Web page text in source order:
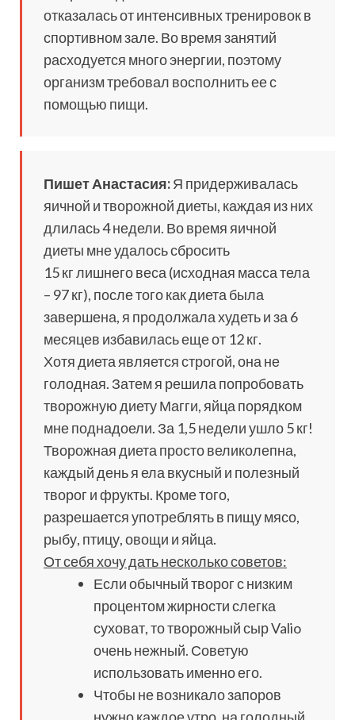
отказалась от интенсивных тренировок в
спортивном зале. Во время занятий
расходуется много энергии, поэтому
организм требовал восполнить ее с
помощью пищи.
Пишет Анастасия:Я придерживалась
яичной и творожной диеты, каждая из них
длилась 4 недели. Во время яичной
диеты мне удалось сбросить
15 кг лишнего веса (исходная масса тела
– 97 кг), после того как диета была
завершена, я продолжала худеть и за 6
месяцев избавилась еще от 12 кг.
Хотя диета является строгой, она не
голодная. Затем я решила попробовать
творожную диету Магги, яйца порядком
мне поднадоели. За 1,5 недели ушло 5 кг!
Творожная диета просто великолепна,
каждый день я ела вкусный и полезный
творог и фрукты. Кроме того,
разрешается употреблять в пищу мясо,
рыбу, птицу, овощи и яйца.
От себя хочу дать несколько советов:
Если обычный творог с низким
процентом жирности слегка
суховат, то творожный сыр Valio
очень нежный. Советую
использовать именно его.
Чтобы не возникало запоров